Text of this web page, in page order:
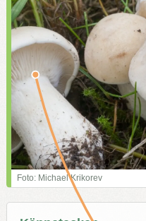
Foto: Michael Krikorev